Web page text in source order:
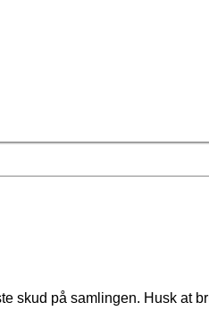
skud på samlingen. Husk at